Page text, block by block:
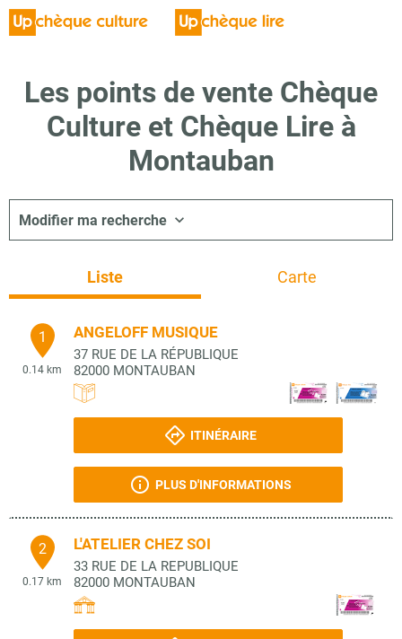
Les points de vente Chèque
Culture et Chèque Lire à
Montauban
Modifier ma recherche
Liste Carte
1
0.14 km
ANGELOFF MUSIQUE
37 RUE DE LA RÉPUBLIQUE
82000 MONTAUBAN
ITINÉRAIRE
PLUS D'INFORMATIONS
2
0.17 km
L'ATELIER CHEZ SOI
33 RUE DE LA REPUBLIQUE
82000 MONTAUBAN